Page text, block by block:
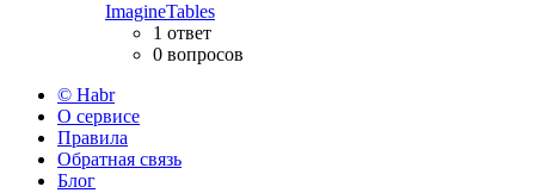
ImagineTables
1 ответ
0 вопросов
© Habr
О сервисе
Правила
Обратная связь
Блог